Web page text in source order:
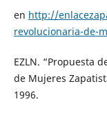
en http://
revolucionaria-de-
EZLN. “Propuesta
de Mujeres
1996.